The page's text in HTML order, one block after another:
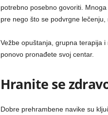
potrebno posebno govoriti. Mnoga
pre nego što se podvrgne lečenju,
Vežbe opuštanja, grupna terapija
ponovo pronađete svoj centar.
Hranite se
Dobre prehrambene navike su